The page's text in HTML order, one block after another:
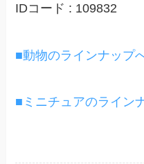
IDコード : 109832
■動物のラインナップ
■ミニチュアのライン